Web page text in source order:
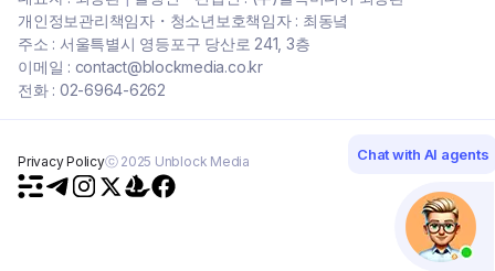
개인정보관리책임자・청소년보호책임자 : 최동녘
주소 : 서울특별시 영등포구 당산로 241, 3층
이메일 : contact@blockmedia.co.kr
전화 : 02-6964-6262
Privacy Policyⓒ 2025 Unblock Media Chat with AI agents